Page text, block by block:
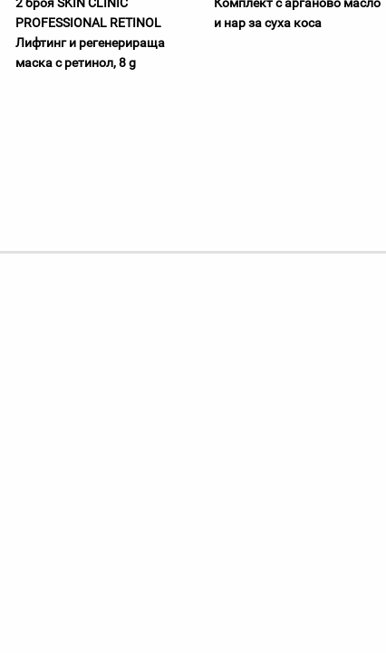
PROFESSIONAL RETINOL
Лифтинг и регенерираща
маска с ретинол, 8 g
и нар за суха коса